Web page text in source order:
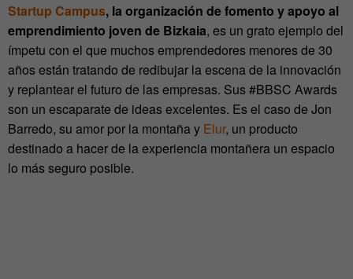
Startup Campus, la organización de fomento y apoyo al
emprendimiento joven de Bizkaia, es un grato ejemplo del
ímpetu con el que muchos emprendedores menores de 30
años están tratando de redibujar la escena de la innovación
y replantear el futuro de las empresas. Sus #BBSC Awards
son un escaparate de ideas excelentes. Es el caso de Jon
Barredo, su amor por la montaña y Elur, un producto
destinado a hacer de la experiencia montañera un espacio
lo más seguro posible.